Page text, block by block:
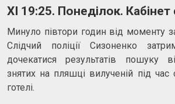
ХI 19:25. Понеділок. Кабінет
Минуло півтори годин від моменту
Слідчий поліції Сизоненко
дочекатися результатів пошуку
знятих на пляшці вилученій під
готелі.